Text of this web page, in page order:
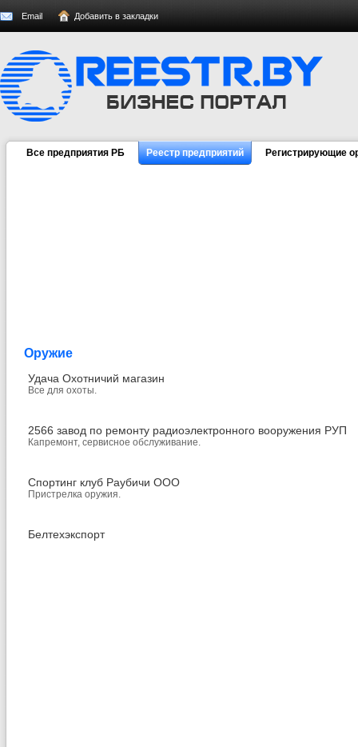
Email Добавить в закладки
Все предприятия РБ Реестр предприятий Регистрирующие
Оружие
Удача Охотничий магазин
Все для охоты.
2566 завод по ремонту радиоэлектронного вооружения РУП
Капремонт, сервисное обслуживание.
Спортинг клуб Раубичи ООО
Пристрелка оружия.
Белтехэкспорт